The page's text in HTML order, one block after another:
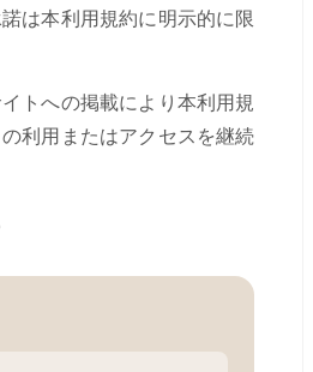
は本利用規約に明示的に限
トへの掲載により本利用規
利用またはアクセスを継続